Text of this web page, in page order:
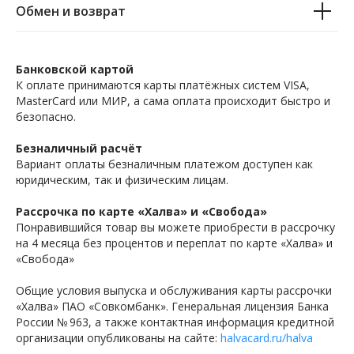
Обмен и возврат
Банковской картой
К оплате принимаются карты платёжных систем VISA,
MasterCard или МИР, а сама оплата происходит быстро и
безопасно.
Безналичный расчёт
Вариант оплаты безналичным платежом доступен как
юридическим, так и физическим лицам.
Рассрочка по карте «Халва» и «Свобода»
Понравившийся товар вы можете приобрести в рассрочку
на 4 месяца без процентов и переплат по карте «Халва» и
«Свобода»
Общие условия выпуска и обслуживания карты рассрочки
«Халва» ПАО «Совкомбанк». Генеральная лицензия Банка
России № 963, а также контактная информация кредитной
организации опубликованы на сайте: halvacard.ru/halva